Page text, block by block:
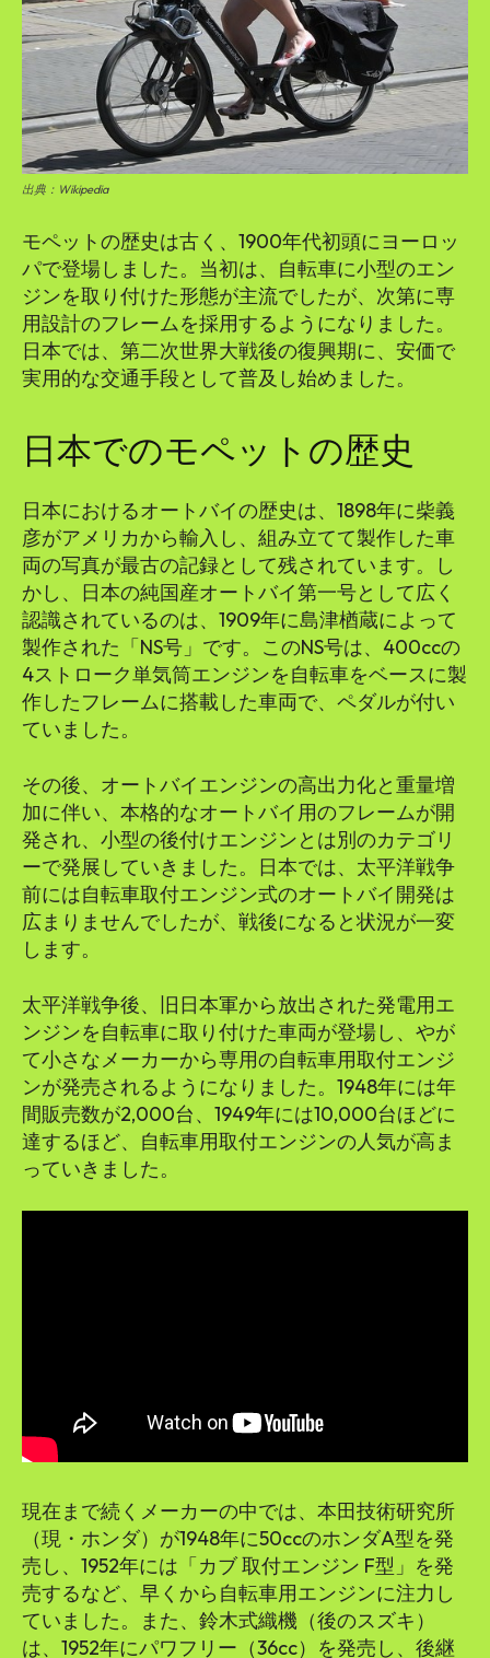
出典：Wikipedia
モペットの歴史は古く、1900年代初頭にヨーロッ
パで登場しました。当初は、自転車に小型のエン
ジンを取り付けた形態が主流でしたが、次第に専
用設計のフレームを採用するようになりました。
日本では、第二次世界大戦後の復興期に、安価で
実用的な交通手段として普及し始めました。
日本でのモペットの歴史
日本におけるオートバイの歴史は、1898年に柴義
彦がアメリカから輸入し、組み立てて製作した車
両の写真が最古の記録として残されています。し
かし、日本の純国産オートバイ第一号として広く
認識されているのは、1909年に島津楢蔵によって
製作された「NS号」です。このNS号は、400ccの
4ストローク単気筒エンジンを自転車をベースに製
作したフレームに搭載した車両で、ペダルが付い
ていました。
その後、オートバイエンジンの高出力化と重量増
加に伴い、本格的なオートバイ用のフレームが開
発され、小型の後付けエンジンとは別のカテゴリ
ーで発展していきました。日本では、太平洋戦争
前には自転車取付エンジン式のオートバイ開発は
広まりませんでしたが、戦後になると状況が一変
します。
太平洋戦争後、旧日本軍から放出された発電用エ
ンジンを自転車に取り付けた車両が登場し、やが
て小さなメーカーから専用の自転車用取付エンジ
ンが発売されるようになりました。1948年には年
間販売数が2,000台、1949年には10,000台ほどに
達するほど、自転車用取付エンジンの人気が高ま
っていきました。
現在まで続くメーカーの中では、本田技術研究所
（現・ホンダ）が1948年に50ccのホンダA型を発
売し、1952年には「カブ 取付エンジン F型」を発
売するなど、早くから自転車用エンジンに注力し
ていました。また、鈴木式織機（後のスズキ）
は、1952年にパワフリー（36cc）を発売し、後継